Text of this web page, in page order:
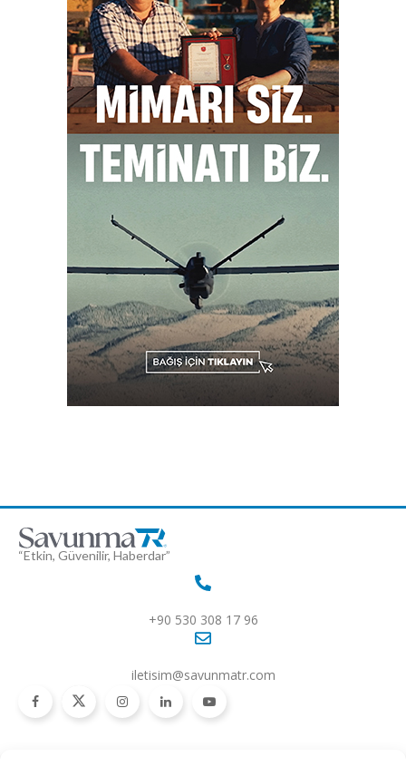
“Etkin, Güvenilir, Haberdar”
+90 530 308 17 96
iletisim@savunmatr.com